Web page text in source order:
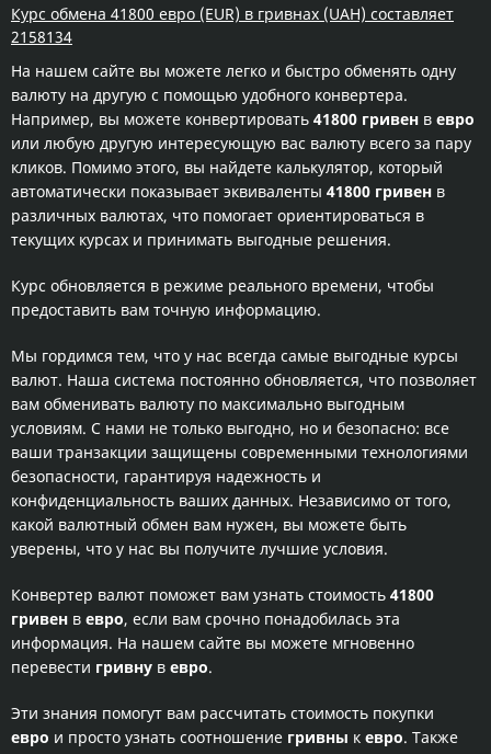
Курс обмена 41800 евро (EUR) в гривнах (UAH) составляет
2158134
На нашем сайте вы можете легко и быстро обменять одну
валюту на другую с помощью удобного конвертера.
Например, вы можете конвертировать 41800 гривен в евро
или любую другую интересующую вас валюту всего за пару
кликов. Помимо этого, вы найдете калькулятор, который
автоматически показывает эквиваленты 41800 гривен в
различных валютах, что помогает ориентироваться в
текущих курсах и принимать выгодные решения.
Курс обновляется в режиме реального времени, чтобы
предоставить вам точную информацию.
Мы гордимся тем, что у нас всегда самые выгодные курсы
валют. Наша система постоянно обновляется, что позволяет
вам обменивать валюту по максимально выгодным
условиям. С нами не только выгодно, но и безопасно: все
ваши транзакции защищены современными технологиями
безопасности, гарантируя надежность и
конфиденциальность ваших данных. Независимо от того,
какой валютный обмен вам нужен, вы можете быть
уверены, что у нас вы получите лучшие условия.
Конвертер валют поможет вам узнать стоимость 41800
гривен в евро, если вам срочно понадобилась эта
информация. На нашем сайте вы можете мгновенно
перевести гривну в евро.
Эти знания помогут вам рассчитать стоимость покупки
евро и просто узнать соотношение гривны к евро. Также